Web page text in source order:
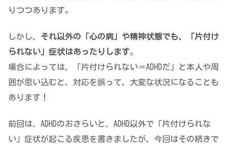
りつつあります。
しかし、 それ以外の「心の病」や精神状態でも、「片付け
られない」症状はあったりします。
場合によっては、「片付けられない＝ADHDだ」と本人や周
囲が思い込むと、対応を誤って、大変な状況になることも
あります！
前回は、ADHDのおさらいと、ADHD以外で「片付けられな
い」症状が起こる疾患を書きましたが、今回はその続きで